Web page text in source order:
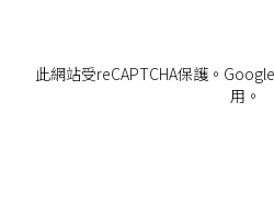
此網站受reCAPTCHA保護。Google
用。